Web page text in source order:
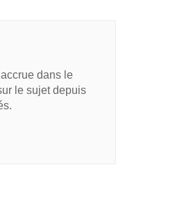
dans le
le sujet depuis